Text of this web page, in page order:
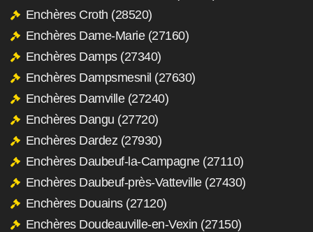
Enchères Croth (28520)
Enchères Dame-Marie (27160)
Enchères Damps (27340)
Enchères Dampsmesnil (27630)
Enchères Damville (27240)
Enchères Dangu (27720)
Enchères Dardez (27930)
Enchères Daubeuf-la-Campagne (27110)
Enchères Daubeuf-près-Vatteville (27430)
Enchères Douains (27120)
Enchères Doudeauville-en-Vexin (27150)